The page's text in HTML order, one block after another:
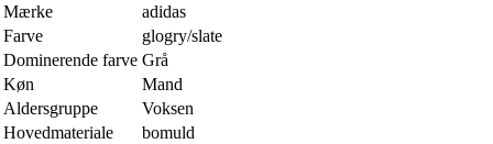
Mærke
adidas
Farve
glogry/slate
Dominerende farve Grå
Køn
Mand
Aldersgruppe
Voksen
Hovedmateriale
bomuld